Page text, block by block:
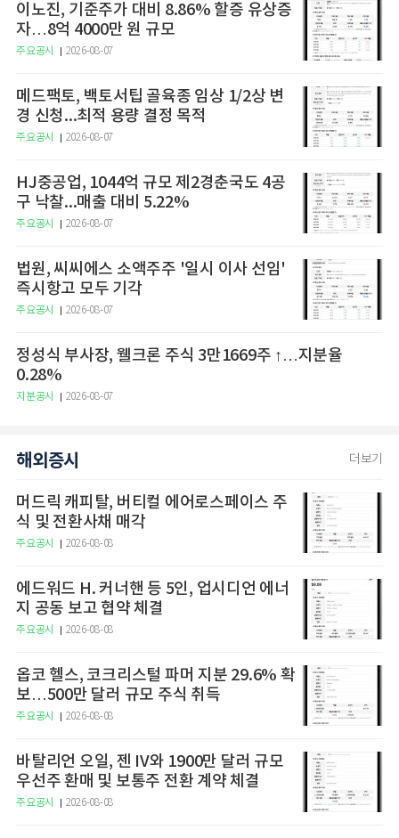
이노진, 기준주가 대비 8.86% 할증 유상증
자…8억 4000만 원 규모
주요공시 2026-08-07
메드팩토, 백토서팁 골육종 임상 1/2상 변
경 신청...최적 용량 결정 목적
주요공시 2026-08-07
HJ중공업, 1044억 규모 제2경춘국도 4공
구 낙찰...매출 대비 5.22%
주요공시 2026-08-07
법원, 씨씨에스 소액주주 '일시 이사 선임'
즉시항고 모두 기각
주요공시 2026-08-07
정성식 부사장, 웰크론 주식 3만1669주 ↑…지분율
0.28%
지분공시 2026-08-07
해외증시 더보기
머드릭 캐피탈, 버티컬 에어로스페이스 주
식 및 전환사채 매각
주요공시 2026-08-08
에드워드 H. 커너핸 등 5인, 업시디언 에너
지 공동 보고 협약 체결
주요공시 2026-08-08
옵코 헬스, 코크리스털 파머 지분 29.6% 확
보…500만 달러 규모 주식 취득
주요공시 2026-08-08
바탈리언 오일, 젠 IV와 1900만 달러 규모
우선주 환매 및 보통주 전환 계약 체결
주요공시 2026-08-08